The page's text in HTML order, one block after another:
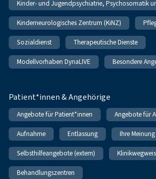
Kinder- und Jugendpsychiatrie, Psychosomatik
Kinderneurologisches Zentrum (KiNZ)
Sozialdienst Therapeutische Dienste
Modellvorhaben DynaLIVE Besondere
Patient*innen & Angehörige
Angebote für Patient*innen Angebote für
Aufnahme Entlassung Ihre Meinung
Selbsthilfeangebote (extern)
Behandlungszentren